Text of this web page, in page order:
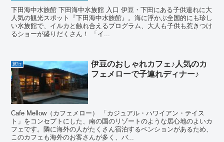
下田海中水族館 下田海中水族館 入口 伊豆・下田にある子供連れに大
人気の観光スポット『下田海中水族館』。海に浮かぶ全国的にも珍し
い水族館で、イルカと触れ合えるプログラム、大人も子供も惹きつけ
るショーが盛りだくさん！ 「イ...
旅行
伊豆のおしゃれカフェ♪人気のカ
フェメローで子連れディナー♪
Cafe Mellow（カフェメロー） 「カジュアル・ハワイアン・テイス
ト」をコンセプトにした、南の国のリゾートのような居心地のよいカ
フェです。隣に海外の人がたくさん宿泊するペンションがあるため、
このカフェも海外のお客さんが多く、バ...